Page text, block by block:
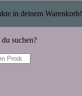
in deinem Warenkorb!
suchen?